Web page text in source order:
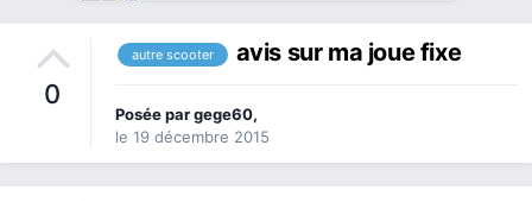
0
autre scooter avis sur ma joue fixe
Posée pargege60,
le 19 décembre 2015